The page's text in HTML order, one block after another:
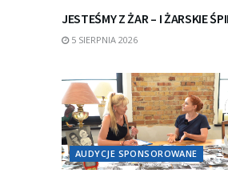
JESTEŚMY Z ŻAR – I ŻARSKIE
5 SIERPNIA 2026
AUDYCJE SPONSOROWANE